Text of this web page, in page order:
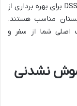
جشنواره خرید بزرگ با سرگرمی های فراوان، و DSS برای بهره برداری از
مناسب هستند.
اصلی شما از سفر و
نشدنی